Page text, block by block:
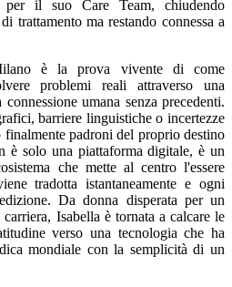
per il suo Care Team, chiudendo
trattamento ma restando connessa a
è la prova vivente di come
problemi reali attraverso una
umana senza precedenti.
barriere linguistiche o incertezze
padroni del proprio destino
è solo una piattaforma digitale, è un
che mette al centro l'essere
tradotta istantaneamente e ogni
Da donna disperata per un
Isabella è tornata a calcare le
verso una tecnologia che ha
mondiale con la semplicità di un